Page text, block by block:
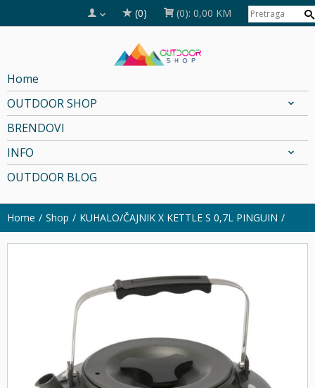
(0) (0): 0,00 KM
Home
OUTDOOR SHOP
BRENDOVI
INFO
OUTDOOR BLOG
Home Shop KUHALO/ČAJNIK X KETTLE S 0,7L PINGUIN